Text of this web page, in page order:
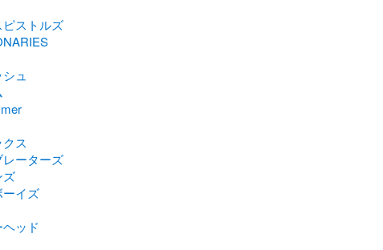
ストルズ
ュ
ス
ーターズ
ズ
イズ
ッド